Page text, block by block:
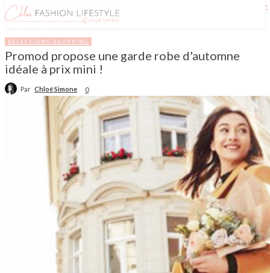
SÉLECTIONS SHOPPING
Promod propose une garde robe d'automne
idéale à prix mini !
Par Chloé Simone 0